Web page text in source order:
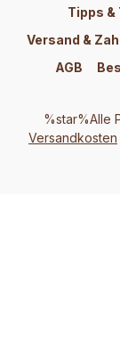
Tipps &
Versand &
AGB
%star%Alle
Versandkosten